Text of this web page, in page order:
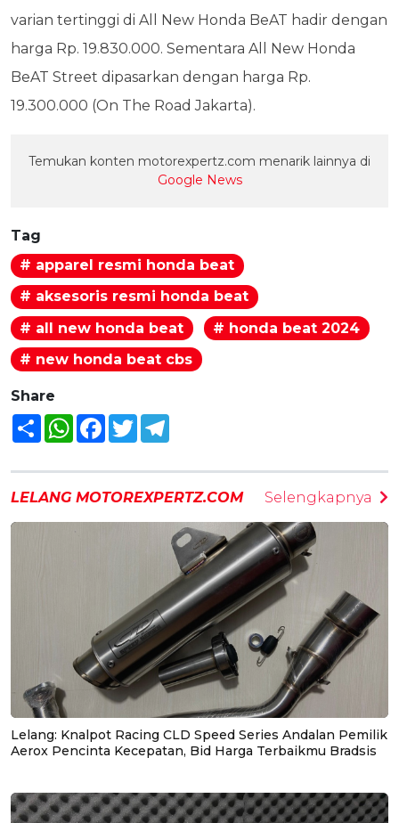
varian tertinggi di All New Honda BeAT hadir dengan
harga Rp. 19.830.000. Sementara All New Honda
BeAT Street dipasarkan dengan harga Rp.
19.300.000 (On The Road Jakarta).
Temukan konten motorexpertz.com menarik lainnya di
Google News
Tag
# apparel resmi honda beat
# aksesoris resmi honda beat
# all new honda beat
# honda beat 2024
# new honda beat cbs
Share
Share WhatsAppFacebook
Twitter
LELANG MOTOREXPERTZ.COM Selengkapnya
Lelang: Knalpot Racing CLD Speed Series Andalan Pemilik
Aerox Pencinta Kecepatan, Bid Harga Terbaikmu Bradsis